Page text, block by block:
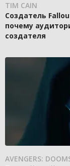
TIM CAIN
Создатель
почему
создателя
AVENGERS: